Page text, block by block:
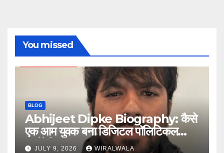
You missed
BLOG
Abhijeet Dipke Biography: कैसे
एक आम युवक बना डिजिटल पॉलिटिकल
स्ट्रैटेजिस्ट
JULY 9, 2026 WIRALWALA